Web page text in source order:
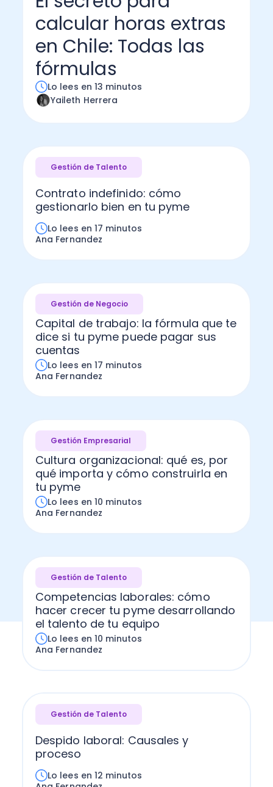
Administración Empresarial
Ver todo
Software Factura y Administración
Ver Todo
Kits
Autores
calcular horas extras
en Chile: Todas las
fórmulas
Lo lees en 13 minutos
Yaileth Herrera
Gestión de Talento
Contrato indefinido: cómo
gestionarlo bien en tu pyme
Lo lees en 17 minutos
Ana Fernandez
Gestión de Negocio
Capital de trabajo: la fórmula que te
dice si tu pyme puede pagar sus
cuentas
Lo lees en 17 minutos
Ana Fernandez
Gestión Empresarial
Cultura organizacional: qué es, por
qué importa y cómo construirla en
tu pyme
Lo lees en 10 minutos
Ana Fernandez
Gestión de Talento
Competencias laborales: cómo
hacer crecer tu pyme desarrollando
el talento de tu equipo
Lo lees en 10 minutos
Ana Fernandez
Gestión de Talento
Despido laboral: Causales y
proceso
Lo lees en 12 minutos